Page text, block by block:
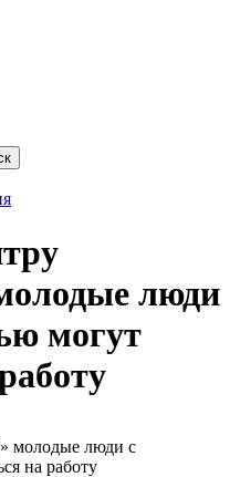
люди
могут
молодые люди с
на работу